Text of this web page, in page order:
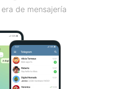
de mensajería